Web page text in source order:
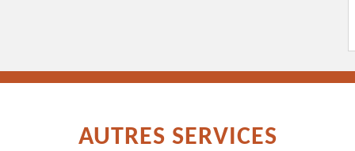
AUTRES SERVICES